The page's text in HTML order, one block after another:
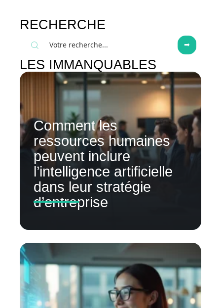
RECHERCHE
LES IMMANQUABLES
Comment les
ressources humaines
peuvent inclure
l’intelligence artificielle
dans leur stratégie
d’entreprise